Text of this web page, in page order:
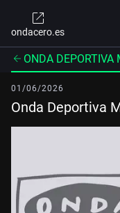
ondacero.es
ONDA DEPORTIVA
01/06/2026
Onda Deportiva